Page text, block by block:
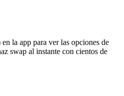
la app para ver las opciones de
swap al instante con cientos de